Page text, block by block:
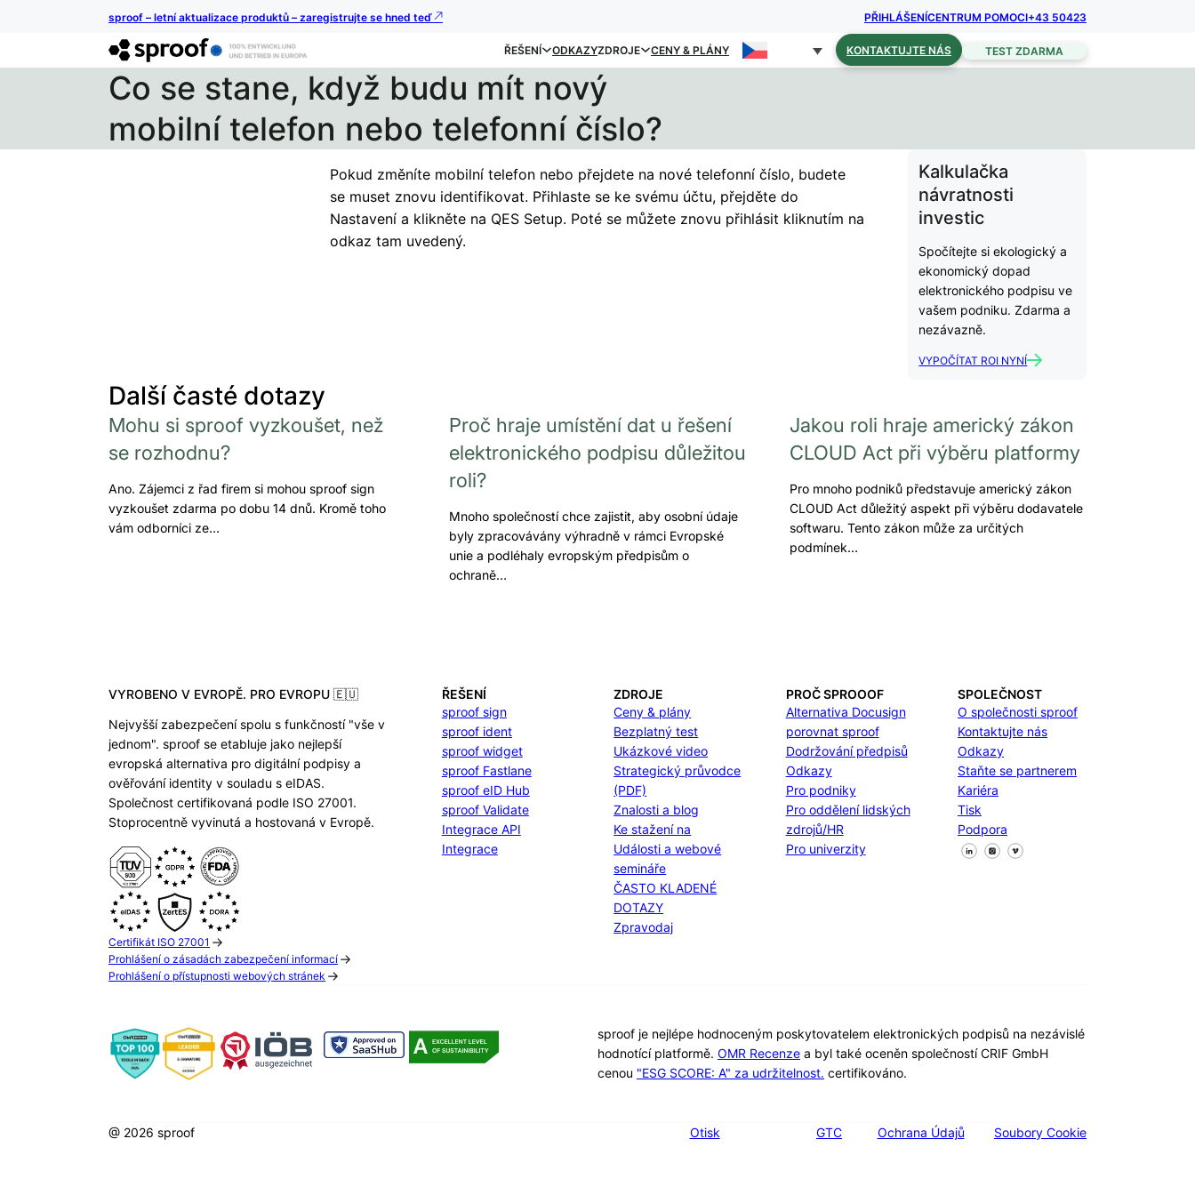
sproof – letní aktualizace produktů – zaregistrujte se hned teď PŘIHLÁŠENÍCENTRUM POMOCI+43 50423
ŘEŠENÍ ODKAZYZDROJE CENY & PLÁNY KONTAKTUJTE NÁS TEST ZDARMA
Co se stane, když budu mít nový
mobilní telefon nebo telefonní číslo?
Pokud změníte mobilní telefon nebo přejdete na nové telefonní číslo, budete
se muset znovu identifikovat. Přihlaste se ke svému účtu, přejděte do
Nastavení a klikněte na QES Setup. Poté se můžete znovu přihlásit kliknutím na
odkaz tam uvedený.
Kalkulačka
návratnosti
investic
Spočítejte si ekologický a
ekonomický dopad
elektronického podpisu ve
vašem podniku. Zdarma a
nezávazně.
VYPOČÍTAT ROI NYNÍ
Další časté dotazy
Mohu si sproof vyzkoušet, než
se rozhodnu?
Ano. Zájemci z řad firem si mohou sproof sign
vyzkoušet zdarma po dobu 14 dnů. Kromě toho
vám odborníci ze…
Proč hraje umístění dat u řešení
elektronického podpisu důležitou
roli?
Mnoho společností chce zajistit, aby osobní údaje
byly zpracovávány výhradně v rámci Evropské
unie a podléhaly evropským předpisům o
ochraně…
Jakou roli hraje americký zákon
CLOUD Act při výběru platformy
Pro mnoho podniků představuje americký zákon
CLOUD Act důležitý aspekt při výběru dodavatele
softwaru. Tento zákon může za určitých
podmínek…
VYROBENO V EVROPĚ. PRO EVROPU 🇪🇺
Nejvyšší zabezpečení spolu s funkčností "vše v
jednom". sproof se etabluje jako nejlepší
evropská alternativa pro digitální podpisy a
ověřování identity v souladu s eIDAS.
Společnost certifikovaná podle ISO 27001.
Stoprocentně vyvinutá a hostovaná v Evropě.
Certifikát ISO 27001
Prohlášení o zásadách zabezpečení informací
Prohlášení o přístupnosti webových stránek
ŘEŠENÍ
sproof sign
sproof ident
sproof widget
sproof Fastlane
sproof eID Hub
sproof Validate
Integrace API
Integrace
ZDROJE
Ceny & plány
Bezplatný test
Ukázkové video
Strategický průvodce
(PDF)
Znalosti a blog
Ke stažení na
Události a webové
semináře
ČASTO KLADENÉ
DOTAZY
Zpravodaj
PROČ SPROOOF
Alternativa Docusign
porovnat sproof
Dodržování předpisů
Odkazy
Pro podniky
Pro oddělení lidských
zdrojů/HR
Pro univerzity
SPOLEČNOST
O společnosti sproof
Kontaktujte nás
Odkazy
Staňte se partnerem
Kariéra
Tisk
Podpora
Sledujte nás na Facebooku
Sledujte nás na X
Sledujte nás na LinkedIn
sproof je nejlépe hodnoceným poskytovatelem elektronických podpisů na nezávislé
hodnotící platformě. OMR Recenze a byl také oceněn společností CRIF GmbH
cenou "ESG SCORE: A" za udržitelnost. certifikováno.
@ 2026 sproof Otisk GTC Ochrana Údajů Soubory Cookie